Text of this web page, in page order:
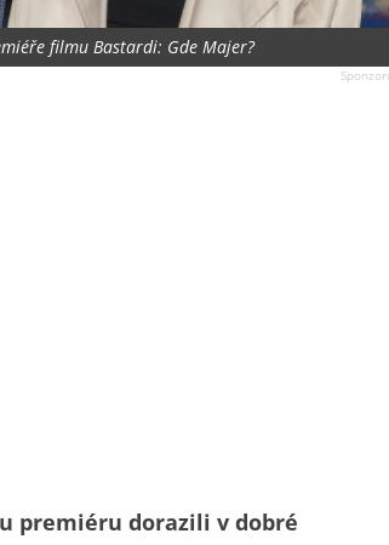
filmu Bastardi: Gde Majer?
premiéru dorazili v dobré